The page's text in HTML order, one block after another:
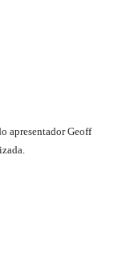
apresentador Geoff